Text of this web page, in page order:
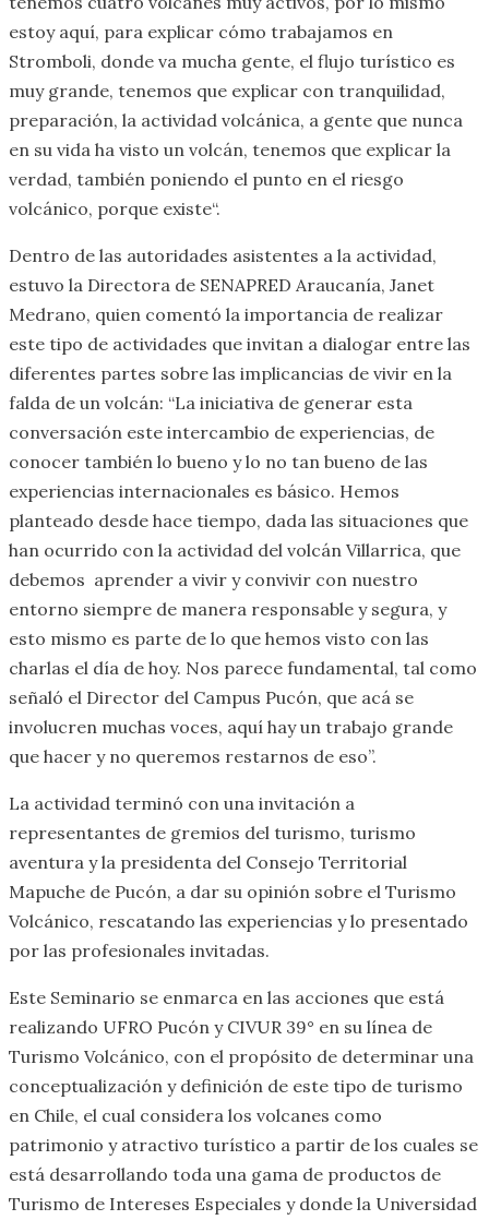
estoy aquí, para explicar cómo trabajamos en
Stromboli, donde va mucha gente, el flujo turístico es
muy grande, tenemos que explicar con tranquilidad,
preparación, la actividad volcánica, a gente que nunca
en su vida ha visto un volcán, tenemos que explicar la
verdad, también poniendo el punto en el riesgo
volcánico, porque existe“.
Dentro de las autoridades asistentes a la actividad,
estuvo la Directora de SENAPRED Araucanía, Janet
Medrano, quien comentó la importancia de realizar
este tipo de actividades que invitan a dialogar entre las
diferentes partes sobre las implicancias de vivir en la
falda de un volcán: “La iniciativa de generar esta
conversación este intercambio de experiencias, de
conocer también lo bueno y lo no tan bueno de las
experiencias internacionales es básico. Hemos
planteado desde hace tiempo, dada las situaciones que
han ocurrido con la actividad del volcán Villarrica, que
debemos aprender a vivir y convivir con nuestro
entorno siempre de manera responsable y segura, y
esto mismo es parte de lo que hemos visto con las
charlas el día de hoy. Nos parece fundamental, tal como
señaló el Director del Campus Pucón, que acá se
involucren muchas voces, aquí hay un trabajo grande
que hacer y no queremos restarnos de eso”.
La actividad terminó con una invitación a
representantes de gremios del turismo, turismo
aventura y la presidenta del Consejo Territorial
Mapuche de Pucón, a dar su opinión sobre el Turismo
Volcánico, rescatando las experiencias y lo presentado
por las profesionales invitadas.
Este Seminario se enmarca en las acciones que está
realizando UFRO Pucón y CIVUR 39° en su línea de
Turismo Volcánico, con el propósito de determinar una
conceptualización y definición de este tipo de turismo
en Chile, el cual considera los volcanes como
patrimonio y atractivo turístico a partir de los cuales se
está desarrollando toda una gama de productos de
Turismo de Intereses Especiales y donde la Universidad